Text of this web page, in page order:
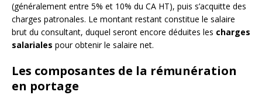
(généralement entre 5% et 10% du CA HT), puis s’acquitte des
charges patronales. Le montant restant constitue le salaire
brut du consultant, duquel seront encore déduites les charges
salariales pour obtenir le salaire net.
Les composantes de la rémunération
en portage